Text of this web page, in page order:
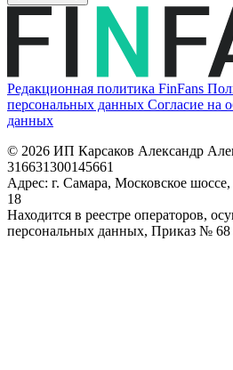
Редакционная политика FinFans
персональных данных Согласие на
данных
© 2026 ИП Карсаков Александр
316631300145661
Адрес: г. Самара, Московское
18
Находится в реестре операторов,
персональных данных, Приказ № 68